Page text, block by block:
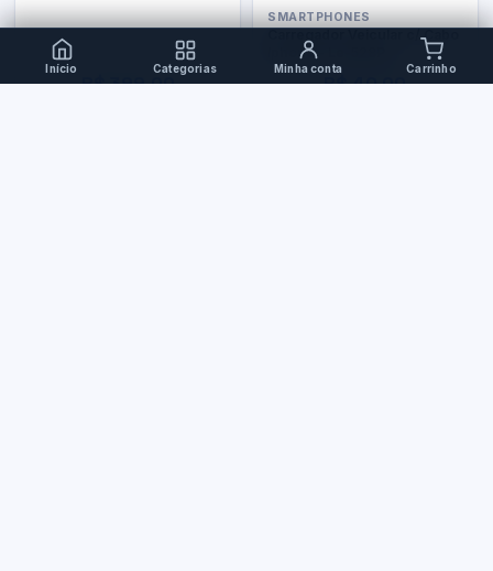
Início Categorias Minha conta Carrinho
R$ 399,00
SMARTPHONES
Carregador Veicular c/ Cabo
Iphone - Le-528P
R$ 40,00